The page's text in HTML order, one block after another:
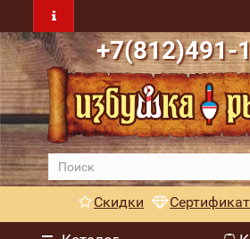
+7(812)491-
Скидки